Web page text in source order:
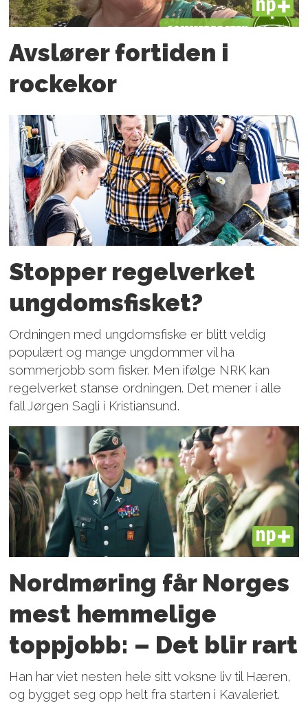
PLUS
Avslører fortiden i
rockekor
Stopper regelverket
ungdoms­fisket?
Ordningen med ungdomsfiske er blitt veldig
populært og mange ungdommer vil ha
sommerjobb som fisker. Men ifølge NRK kan
regelverket stanse ordningen. Det mener i alle
fall Jørgen Sagli i Kristiansund.
PLUS
Nordmøring får Norges
mest hemmelige
toppjobb: – Det blir rart
Han har viet nesten hele sitt voksne liv til Hæren,
og bygget seg opp helt fra starten i Kavaleriet.